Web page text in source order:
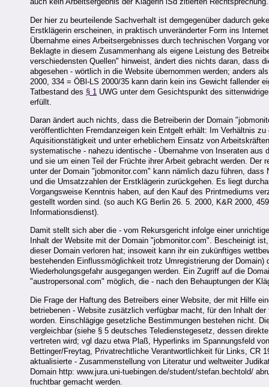
Der hier zu beurteilende Sachverhalt ist demgegenüber dadurch
Erstklägerin erscheinen, in praktisch unveränderter Form ins
Übernahme eines Arbeitsergebnisses durch technischen Vorgang
Beklagte in diesem Zusammenhang als eigene Leistung des
verschiedensten Quellen" hinweist, ändert dies nichts daran, dass
abgesehen - wörtlich in die Website übernommen werden; anders
2000, 334 = ÖBl-LS 2000/35 kann darin kein ins Gewicht fallender
Tatbestand des § 1 UWG unter dem Gesichtspunkt des
erfüllt.
Daran ändert auch nichts, dass die Betreiberin der Domain
veröffentlichten Fremdanzeigen kein Entgelt erhält: Im Verhältnis
Aquisitionstätigkeit und unter erheblichem Einsatz von
systematische - nahezu identische - Übernahme von Inseraten
und sie um einen Teil der Früchte ihrer Arbeit gebracht werden.
unter der Domain "jobmonitor.com" kann nämlich dazu führen,
und die Umsatzzahlen der Erstklägerin zurückgehen. Es liegt
Vorgangsweise Kenntnis haben, auf den Kauf des Printmediums
gestellt worden sind. (so auch KG Berlin 26. 5. 2000, K&R 2000,
Informationsdienst).
Damit stellt sich aber die - vom Rekursgericht infolge einer
Inhalt der Website mit der Domain "jobmonitor.com". Bescheinigt
dieser Domain verloren hat; insoweit kann ihr ein zukünftiges
bestehenden Einflussmöglichkeit trotz Umregistrierung der
Wiederholungsgefahr ausgegangen werden. Ein Zugriff auf die
"austropersonal.com" möglich, die - nach den Behauptungen der
Die Frage der Haftung des Betreibers einer Website, der mit Hilfe
betriebenen - Website zusätzlich verfügbar macht, für den Inhalt
worden. Einschlägige gesetzliche Bestimmungen bestehen nicht.
vergleichbar (siehe § 5 deutsches Teledienstegesetz, dessen
vertreten wird; vgl dazu etwa Plaß, Hyperlinks im Spannungsfeld
Bettinger/Freytag, Privatrechtliche Verantwortlichkeit für Links, CR
aktualisierte - Zusammenstellung von Literatur und weltweiter
Domain http: www.jura.uni-tuebingen.de/student/stefan.bechtold/
fruchtbar gemacht werden.